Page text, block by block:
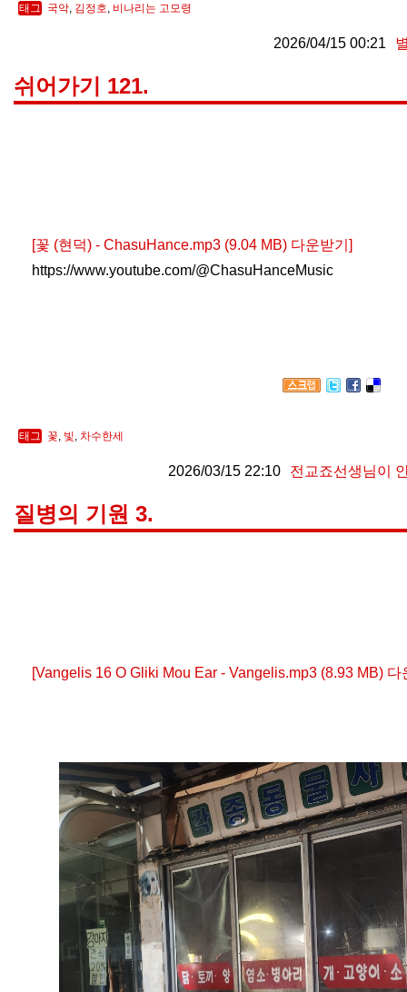
태그 국악, 김정호, 비나리는 고모령
2026/04/15 00:21
쉬어가기 121.
[꽃 (현덕) - ChasuHance.mp3 (9.04 MB) 다운받기]
https://www.youtube.com/@ChasuHanceMusic
태그 꽃, 빛, 차수한세
2026/03/15 22:10 전교죠선생님이
질병의 기원 3.
[Vangelis 16 O Gliki Mou Ear - Vangelis.mp3 (8.93 MB) 다